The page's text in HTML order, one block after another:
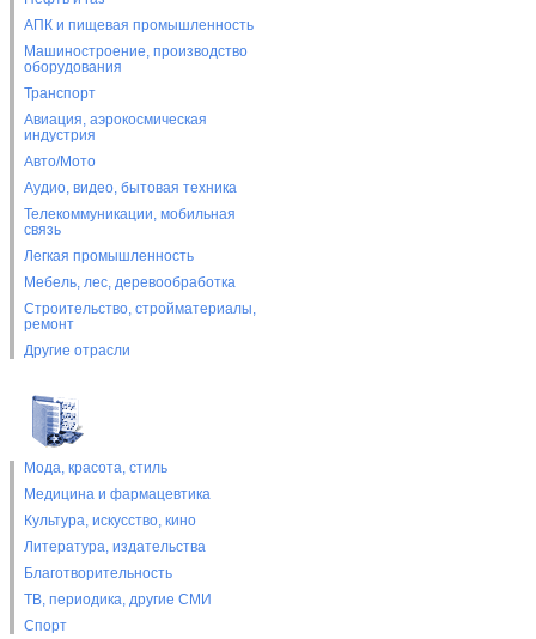
АПК и пищевая промышленность
Машиностроение, производство
оборудования
Транспорт
Авиация, аэрокосмическая
индустрия
Авто/Мото
Аудио, видео, бытовая техника
Телекоммуникации, мобильная
связь
Легкая промышленность
Мебель, лес, деревообработка
Строительство, стройматериалы,
ремонт
Другие отрасли
Мода, красота, стиль
Медицина и фармацевтика
Культура, искусство, кино
Литература, издательства
Благотворительность
ТВ, периодика, другие СМИ
Спорт